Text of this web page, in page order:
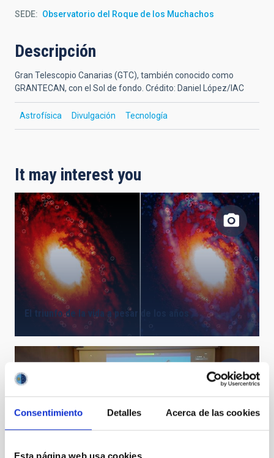
Consentimiento Detalles Acerca de las cookies
SEDE Observatorio del Roque de los Muchachos
Descripción
Gran Telescopio Canarias (GTC), también conocido como
GRANTECAN, con el Sol de fondo. Crédito: Daniel López/IAC
Astrofísica Divulgación Tecnología
It may interest you
El triunfo de la vida a pesar de los años